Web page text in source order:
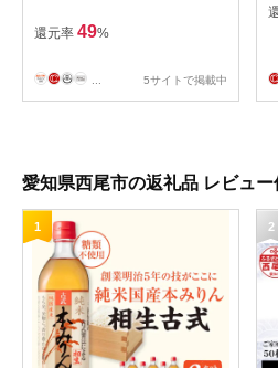
還元率 49%
... 5サイトで掲載中
愛知県西尾市の返礼品 レビュ
1 2